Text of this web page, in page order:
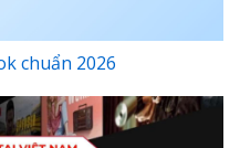
chuẩn 2026